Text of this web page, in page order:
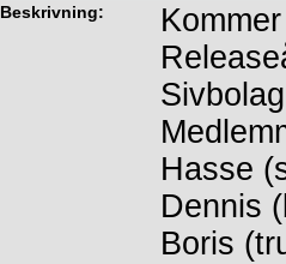
Beskrivning:
Hasse
Dennis
Boris